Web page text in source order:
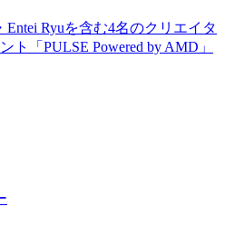
Entei Ryuを含む4名のクリエイタ
ト「PULSE Powered by AMD」